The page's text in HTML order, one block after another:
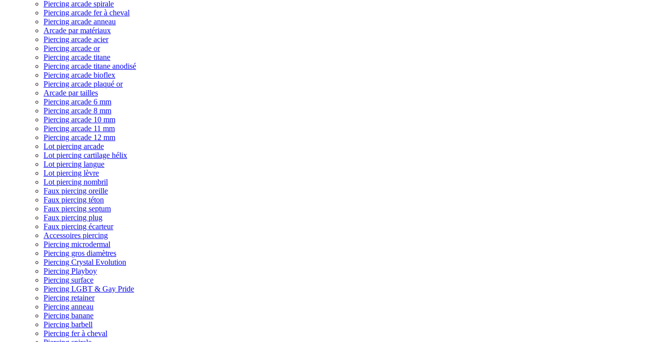
Piercing arcade spirale
Piercing arcade fer à cheval
Piercing arcade anneau
Arcade par matériaux
Piercing arcade acier
Piercing arcade or
Piercing arcade titane
Piercing arcade titane anodisé
Piercing arcade bioflex
Piercing arcade plaqué or
Arcade par tailles
Piercing arcade 6 mm
Piercing arcade 8 mm
Piercing arcade 10 mm
Piercing arcade 11 mm
Piercing arcade 12 mm
Lot piercing arcade
Lot piercing cartilage hélix
Lot piercing langue
Lot piercing lèvre
Lot piercing nombril
Faux piercing oreille
Faux piercing téton
Faux piercing septum
Faux piercing plug
Faux piercing écarteur
Accessoires piercing
Piercing microdermal
Piercing gros diamètres
Piercing Crystal Evolution
Piercing Playboy
Piercing surface
Piercing LGBT & Gay Pride
Piercing retainer
Piercing anneau
Piercing banane
Piercing barbell
Piercing fer à cheval